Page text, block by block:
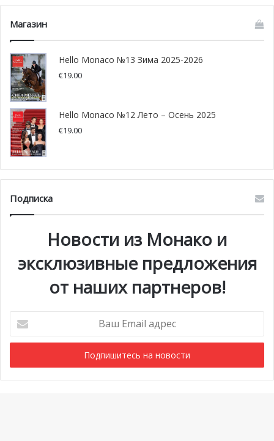
Магазин
Hello Monaco №13 Зима 2025-2026
€19.00
Hello Monaco №12 Лето – Осень 2025
€19.00
Подписка
Новости из Монако и
эксклюзивные предложения
от наших партнеров!
Email
адрес